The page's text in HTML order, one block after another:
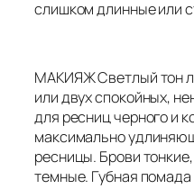
слишком длинные или
МАКИЯЖ Светлый тон
или двух спокойных,
для ресниц черного и
максимально
ресницы. Брови
темные. Губная